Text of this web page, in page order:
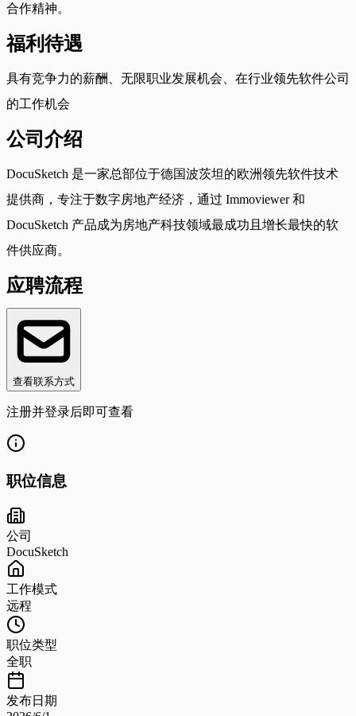
合作精神。
福利待遇
具有竞争力的薪酬、无限职业发展机会、在行业领先软件公司
的工作机会
公司介绍
DocuSketch 是一家总部位于德国波茨坦的欧洲领先软件技术
提供商，专注于数字房地产经济，通过 Immoviewer 和
DocuSketch 产品成为房地产科技领域最成功且增长最快的软
件供应商。
应聘流程
查看联系方式
注册并登录后即可查看
职位信息
公司
DocuSketch
工作模式
远程
职位类型
全职
发布日期